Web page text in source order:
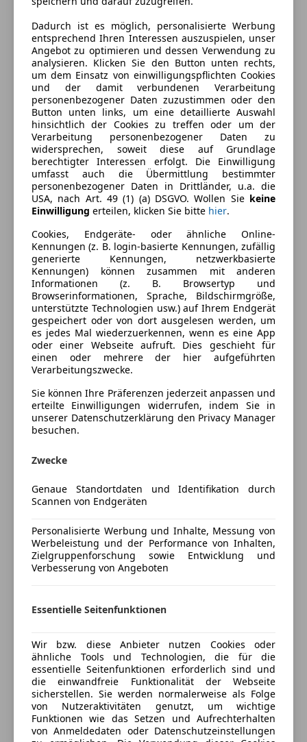
Anderer Energieträger Strom
Ausstattung
Komfort
2-Zonen-Klimaautomatik
Armlehne
Beheizbares Lenkrad
Berganfahrassistent
Einparkhilfe
Einparkhilfe Rückfahrkamera
Einparkhilfe Sensoren hinten
Elektrische Fensterheber
Elektrische Seitenspiegel
Getönte Scheiben
Klimaanlage
Lederlenkrad
Lichtsensor
Multifunktionslenkrad
Regensensor
Schlüssellose Zentralverriegelung
Sitzheizung
teilb. Rücksitzbank
Unterhaltung/Media
Android Auto
Apple CarPlay
Bluetooth
Bordcomputer
DAB-Radio
Freisprecheinrichtung
Musikstreaming integriert
USB
Sicherheit
ABS
Beifahrerairbag
ESP
Fahrerairbag
Mehr anzeigen
Farbe und Innenausstattung
Außenfarbe
Blau
Farbe der
Innenausstattung
Schwarz
Innenausstattung Stoff
Fahrzeugbeschreibung
Irrtum und Zwischenverkauf vorbehalten
*EUR 300,- Versicherungsbonus bei Abschluss einer
Haftpflicht- inkl. Teil- / Vollkaskoversicherung über
Toyota Insurance Service bei Kauf und Abschluss im
EUR 300,- Finanzierungsbonus bei Kauf über Kredit
im Autohaus Kandl.
ASSISTENZSYSTEME
* Fahrzeugstabilitäts- (VSC) und Traktionskontrolle
* Regensensor
AUDIO & KOMMUNIKATION
Smartphone Integration
* Induktive Ladestation
INTERIEUR
Mehr anzeigen
Preisbewertung
Mehr anzeigen
Versicherung
Kfz-Versicherung
Versicherungsschutz an Ihre Bedürfnisse
anpassen
Dadurch ist es möglich, personalisierte Werbung
entsprechend Ihren Interessen auszuspielen, unser
Angebot zu optimieren und dessen Verwendung zu
analysieren. Klicken Sie den Button unten rechts,
um dem Einsatz von einwilligungspflichten Cookies
und der damit verbundenen Verarbeitung
personenbezogener Daten zuzustimmen oder den
Button unten links, um eine detaillierte Auswahl
hinsichtlich der Cookies zu treffen oder um der
Verarbeitung personenbezogener Daten zu
widersprechen, soweit diese auf Grundlage
berechtigter Interessen erfolgt. Die Einwilligung
umfasst auch die Übermittlung bestimmter
personenbezogener Daten in Drittländer, u.a. die
USA, nach Art. 49 (1) (a) DSGVO. Wollen Sie keine
Einwilligung erteilen, klicken Sie bitte hier.
Cookies, Endgeräte- oder ähnliche Online-
Kennungen (z. B. login-basierte Kennungen, zufällig
generierte Kennungen, netzwerkbasierte
Kennungen) können zusammen mit anderen
Informationen (z. B. Browsertyp und
Browserinformationen, Sprache, Bildschirmgröße,
unterstützte Technologien usw.) auf Ihrem Endgerät
gespeichert oder von dort ausgelesen werden, um
es jedes Mal wiederzuerkennen, wenn es eine App
oder einer Webseite aufruft. Dies geschieht für
einen oder mehrere der hier aufgeführten
Verarbeitungszwecke.
Sie können Ihre Präferenzen jederzeit anpassen und
erteilte Einwilligungen widerrufen, indem Sie in
unserer Datenschutzerklärung den Privacy Manager
besuchen.
Zwecke
Genaue Standortdaten und Identifikation durch
Scannen von Endgeräten
Personalisierte Werbung und Inhalte, Messung von
Werbeleistung und der Performance von Inhalten,
Zielgruppenforschung sowie Entwicklung und
Verbesserung von Angeboten
Essentielle Seitenfunktionen
Wir bzw. diese Anbieter nutzen Cookies oder
ähnliche Tools und Technologien, die für die
essentielle Seitenfunktionen erforderlich sind und
die einwandfreie Funktionalität der Webseite
sicherstellen. Sie werden normalerweise als Folge
von Nutzeraktivitäten genutzt, um wichtige
Funktionen wie das Setzen und Aufrechterhalten
von Anmeldedaten oder Datenschutzeinstellungen